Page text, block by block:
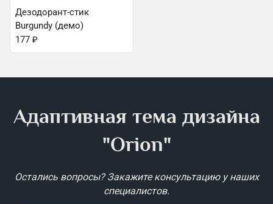
Дезодорант-стик
Burgundy (демо)
177 ₽
Адаптивная тема дизайна
"Orion"
Остались вопросы? Закажите консультацию у наших
специалистов.